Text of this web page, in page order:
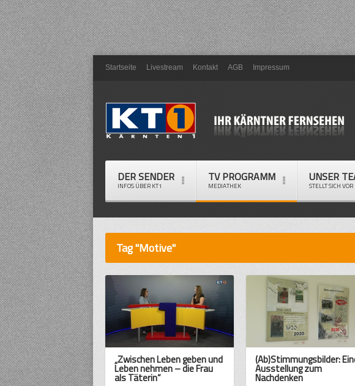
Startseite Livestream Kontakt AGB Impressum
DER SENDER
INFOS ÜBER KT1
TV PROGRAMM
MEDIATHEK
UNSER
STELLT SICH VOR
Tag "Motive"
„Zwischen Leben geben und
Leben nehmen – die Frau
als Täterin“
(Ab)Stimmungsbilder:
Ausstellung zum
Nachdenken